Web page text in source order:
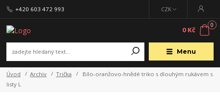
Menu
CZK
+420 603 472 993
0
0 Kč
Úvod Archiv Trička
Bílo-oranžovo-hnědé triko s dlouhým rukávem s
listy L